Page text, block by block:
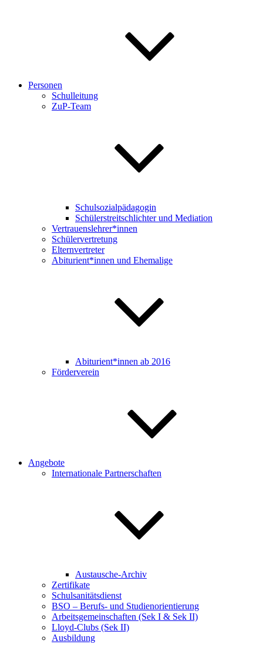
Personen
Schulleitung
ZuP-Team
Schulsozialpädagogin
Schülerstreitschlichter und Mediation
Vertrauenslehrer*innen
Schülervertretung
Elternvertreter
Abiturient*innen und Ehemalige
Abiturient*innen ab 2016
Förderverein
Angebote
Internationale Partnerschaften
Austausche-Archiv
Zertifikate
Schulsanitätsdienst
BSO – Berufs- und Studienorientierung
Arbeitsgemeinschaften (Sek I & Sek II)
Lloyd-Clubs (Sek II)
Ausbildung